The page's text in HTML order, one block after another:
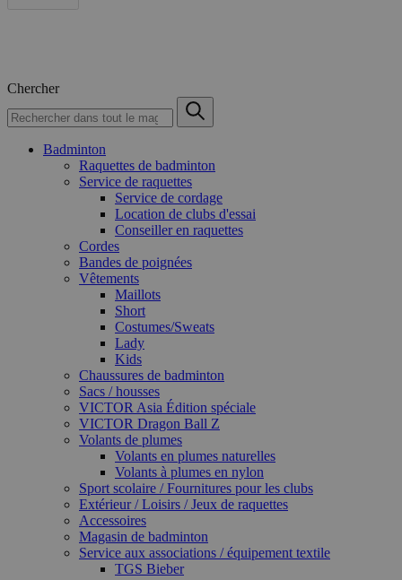
Chercher
Badminton
Raquettes de badminton
Service de raquettes
Service de cordage
Location de clubs d'essai
Conseiller en raquettes
Cordes
Bandes de poignées
Vêtements
Maillots
Short
Costumes/Sweats
Lady
Kids
Chaussures de badminton
Sacs / housses
VICTOR Asia Édition spéciale
VICTOR Dragon Ball Z
Volants de plumes
Volants en plumes naturelles
Volants à plumes en nylon
Sport scolaire / Fournitures pour les clubs
Extérieur / Loisirs / Jeux de raquettes
Accessoires
Magasin de badminton
Service aux associations / équipement textile
TGS Bieber